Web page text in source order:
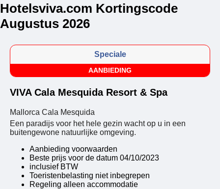
Hotelsviva.com Kortingscode
Augustus 2026
Speciale
AANBIEDING
VIVA Cala Mesquida Resort & Spa
Mallorca Cala Mesquida
Een paradijs voor het hele gezin wacht op u in een
buitengewone natuurlijke omgeving.
Aanbieding voorwaarden
Beste prijs voor de datum 04/10/2023
inclusief BTW
Toeristenbelasting niet inbegrepen
Regeling alleen accommodatie